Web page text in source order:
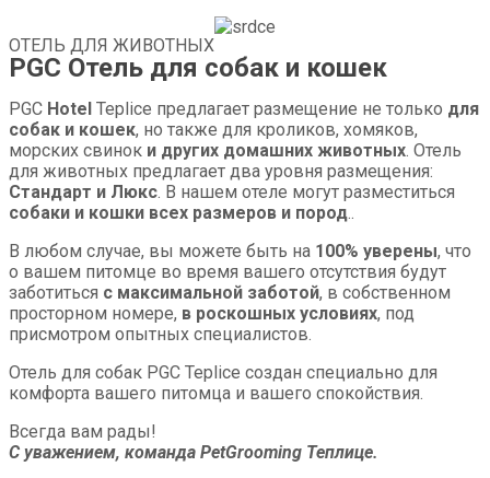
ОТЕЛЬ ДЛЯ ЖИВОТНЫХ
PGC Отель для собак и кошек
PGC Hotel Teplice предлагает размещение не только для
собак и кошек, но также для кроликов, хомяков,
морских свинок и других домашних животных . Отель
для животных предлагает два уровня размещения:
Стандарт и Люкс . В нашем отеле могут разместиться
собаки и кошки всех размеров и пород
В любом случае, вы можете быть на 100% уверены, что
о вашем питомце во время вашего отсутствия будут
заботиться с максимальной заботой, в собственном
просторном номере, в роскошных условиях, под
присмотром опытных специалистов.
Отель для собак PGC Teplice создан специально для
комфорта вашего питомца и вашего спокойствия.
Всегда вам рады!
С уважением, команда PetGrooming Теплице.